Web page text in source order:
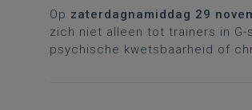
Op zaterdagnamiddag 29
zich niet alleen tot trainers in
psychische kwetsbaarheid of